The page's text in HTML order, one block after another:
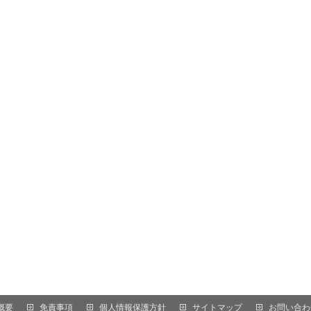
要 免責事項 個人情報保護方針 サイトマップ お問い合